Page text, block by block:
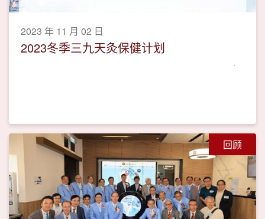
2023 年 11 月 02 日
2023冬季三九天灸保健计划
回顾